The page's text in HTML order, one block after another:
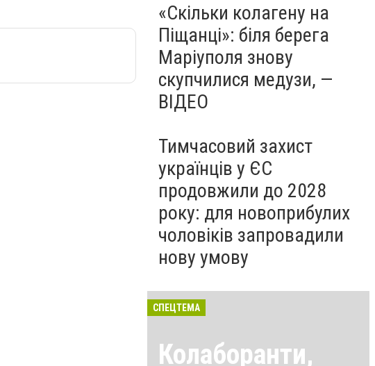
«Скільки колагену на
Піщанці»: біля берега
Маріуполя знову
скупчилися медузи, —
ВІДЕО
Тимчасовий захист
українців у ЄС
продовжили до 2028
року: для новоприбулих
чоловіків запровадили
нову умову
СПЕЦТЕМА
Колаборанти,